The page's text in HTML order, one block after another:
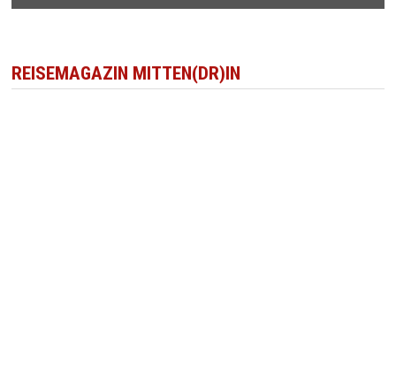
REISEMAGAZIN MITTEN(DR)IN